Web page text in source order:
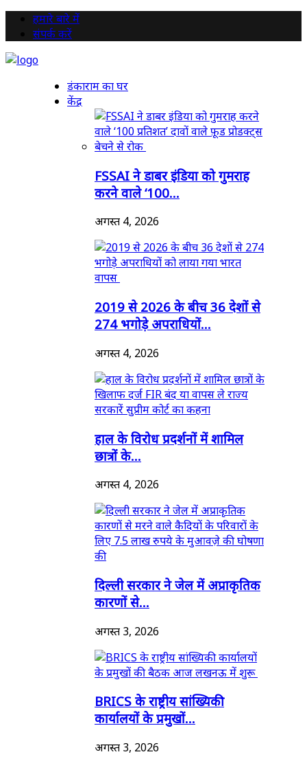
हमारे बारे में
संपर्क करें
डंकाराम का घर
केंद्र
FSSAI ने डाबर इंडिया को गुमराह
करने वाले ‘100...
अगस्त 4, 2026
2019 से 2026 के बीच 36 देशों से
274 भगोड़े अपराधियों...
अगस्त 4, 2026
हाल के विरोध प्रदर्शनों में शामिल
छात्रों के...
अगस्त 4, 2026
दिल्ली सरकार ने जेल में अप्राकृतिक
कारणों से...
अगस्त 3, 2026
BRICS के राष्ट्रीय सांख्यिकी
कार्यालयों के प्रमुखों...
अगस्त 3, 2026